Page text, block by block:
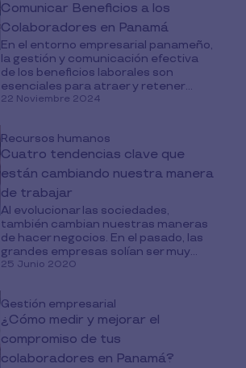
Comunicar Beneficios a los
Colaboradores en Panamá
En el entorno empresarial panameño,
la gestión y comunicación efectiva
de los beneficios laborales son
esenciales para atraer y retener...
22 Noviembre 2024
Recursos humanos
Cuatro tendencias clave que
están cambiando nuestra manera
de trabajar
Al evolucionar las sociedades,
también cambian nuestras maneras
de hacer negocios. En el pasado, las
grandes empresas solían ser muy...
25 Junio 2020
Gestión empresarial
¿Cómo medir y mejorar el
compromiso de tus
colaboradores en Panamá?